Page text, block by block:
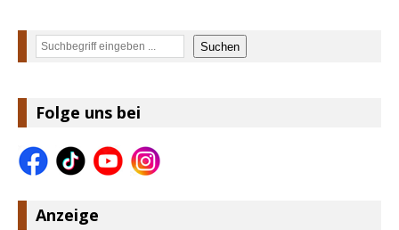
Suchen Suchen
Folge uns bei
Anzeige